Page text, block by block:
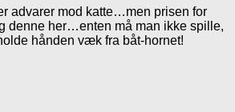
advarer mod katte…men prisen for
denne her…enten må man ikke spille,
hånden væk fra båt-hornet!